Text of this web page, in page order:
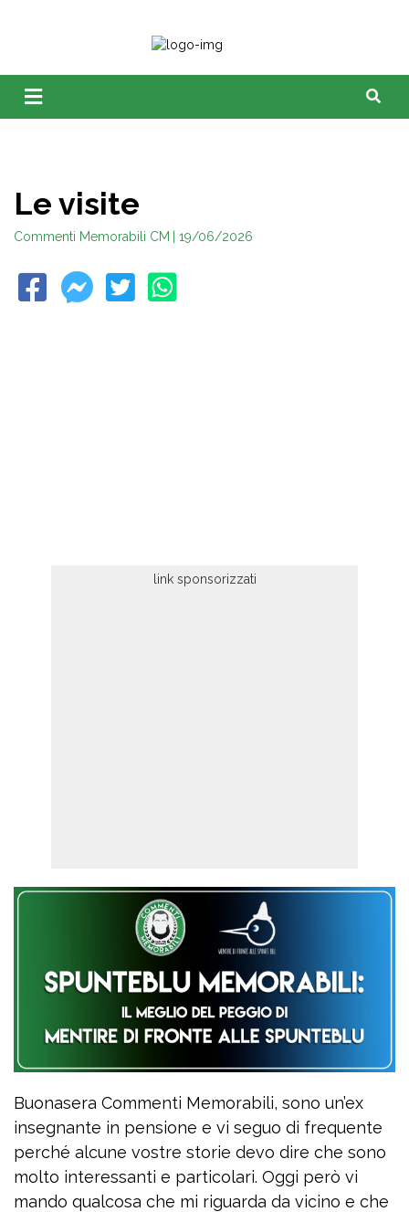
Le visite
Commenti Memorabili CM | 19/06/2026
Buonasera Commenti Memorabili, sono un’ex
insegnante in pensione e vi seguo di frequente
perché alcune vostre storie devo dire che sono
molto interessanti e particolari. Oggi però vi
mando qualcosa che mi riguarda da vicino e che